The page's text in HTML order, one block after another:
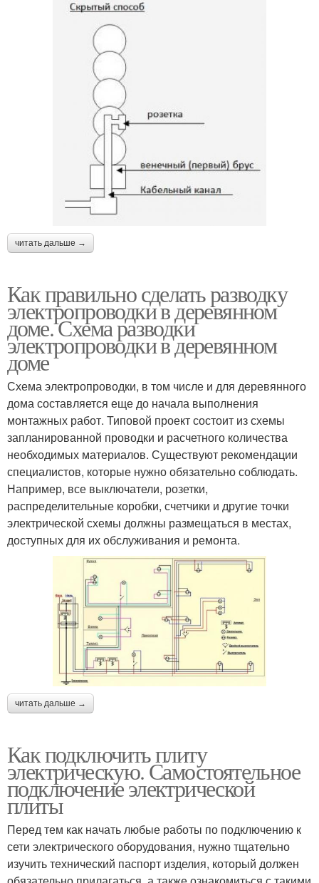
читать дальше →
Как правильно сделать разводку
электропроводки в деревянном
доме. Схема разводки
электропроводки в деревянном
доме
Схема электропроводки, в том числе и для деревянного
дома составляется еще до начала выполнения
монтажных работ. Типовой проект состоит из схемы
запланированной проводки и расчетного количества
необходимых материалов. Существуют рекомендации
специалистов, которые нужно обязательно соблюдать.
Например, все выключатели, розетки,
распределительные коробки, счетчики и другие точки
электрической схемы должны размещаться в местах,
доступных для их обслуживания и ремонта.
читать дальше →
Как подключить плиту
электрическую. Самостоятельное
подключение электрической
плиты
Перед тем как начать любые работы по подключению к
сети электрического оборудования, нужно тщательно
изучить технический паспорт изделия, который должен